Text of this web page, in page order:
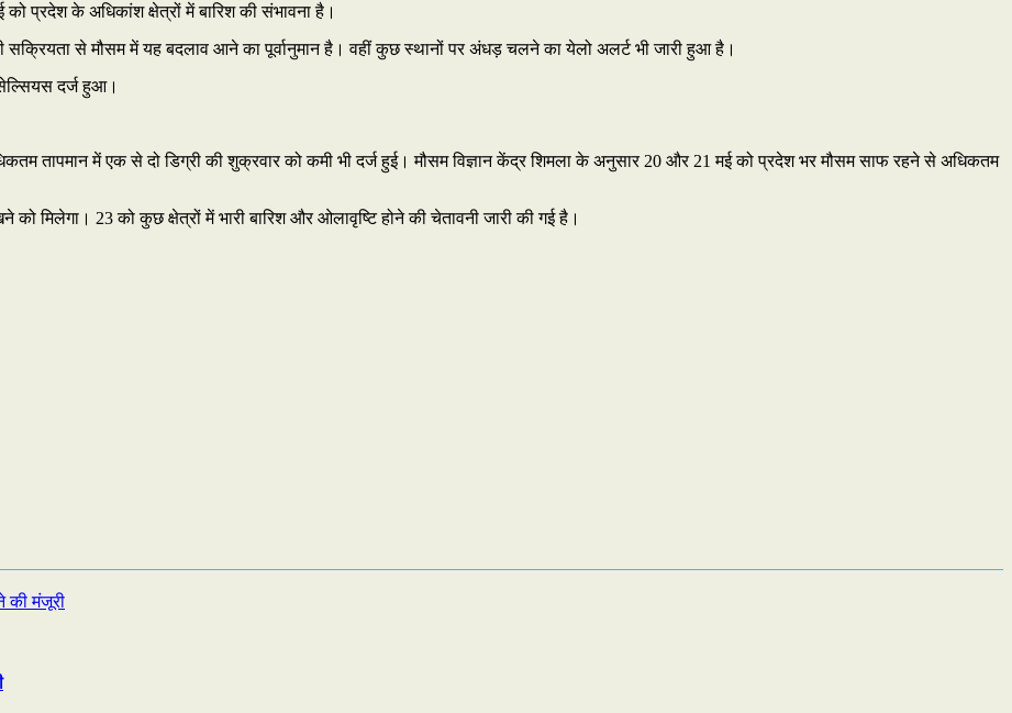
प्रदेश के अधिकांश क्षेत्रों में बारिश की संभावना है।
सक्रियता से मौसम में यह बदलाव आने का पूर्वानुमान है। वहीं कुछ स्थानों पर अंधड़ चलने का येलो अलर्ट भी जारी हुआ है।
दर्ज हुआ।
तापमान में एक से दो डिग्री की शुक्रवार को कमी भी दर्ज हुई। मौसम विज्ञान केंद्र शिमला के अनुसार 20 और 21 मई को प्रदेश भर मौसम साफ रहने से अधिकतम
मिलेगा। 23 को कुछ क्षेत्रों में भारी बारिश और ओलावृष्टि होने की चेतावनी जारी की गई है।